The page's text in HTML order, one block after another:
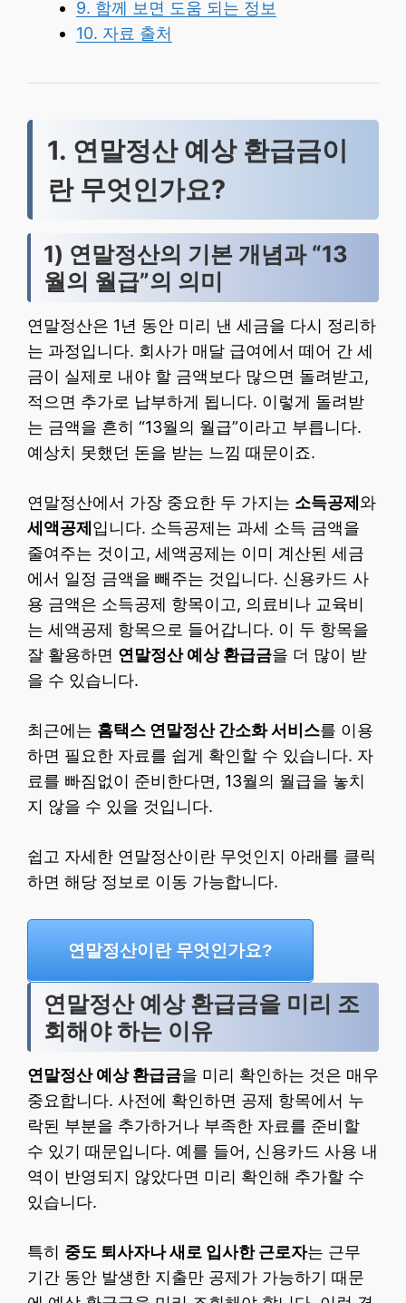
9. 함께 보면 도움 되는 정보
10. 자료 출처
1. 연말정산 예상 환급금이
란 무엇인가요?
1) 연말정산의 기본 개념과 “13
월의 월급”의 의미
연말정산은 1년 동안 미리 낸 세금을 다시 정리하
는 과정입니다. 회사가 매달 급여에서 떼어 간 세
금이 실제로 내야 할 금액보다 많으면 돌려받고,
적으면 추가로 납부하게 됩니다. 이렇게 돌려받
는 금액을 흔히 “13월의 월급”이라고 부릅니다.
예상치 못했던 돈을 받는 느낌 때문이죠.
연말정산에서 가장 중요한 두 가지는 소득공제 와
세액공제 입니다. 소득공제는 과세 소득 금액을
줄여주는 것이고, 세액공제는 이미 계산된 세금
에서 일정 금액을 빼주는 것입니다. 신용카드 사
용 금액은 소득공제 항목이고, 의료비나 교육비
는 세액공제 항목으로 들어갑니다. 이 두 항목을
잘 활용하면 연말정산 예상 환급금을 더 많이 받
을 수 있습니다.
최근에는 홈택스 연말정산 간소화 서비스를 이용
하면 필요한 자료를 쉽게 확인할 수 있습니다. 자
료를 빠짐없이 준비한다면, 13월의 월급을 놓치
지 않을 수 있을 것입니다.
쉽고 자세한 연말정산이란 무엇인지 아래를 클릭
하면 해당 정보로 이동 가능합니다.
연말정산이란 무엇인가요?
연말정산 예상 환급금을 미리 조
회해야 하는 이유
연말정산 예상 환급금을 미리 확인하는 것은 매우
중요합니다. 사전에 확인하면 공제 항목에서 누
락된 부분을 추가하거나 부족한 자료를 준비할
수 있기 때문입니다. 예를 들어, 신용카드 사용 내
역이 반영되지 않았다면 미리 확인해 추가할 수
있습니다.
특히 중도 퇴사자나 새로 입사한 근로자는 근무
기간 동안 발생한 지출만 공제가 가능하기 때문